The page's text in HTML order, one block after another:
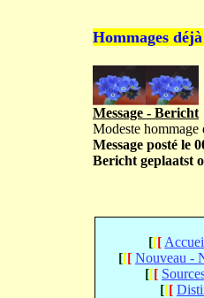
Hommages
Message - Bericht
Modeste hommage
Message posté le
Bericht geplaatst
[[[
[[[ Nouveau -
[[[
[[[